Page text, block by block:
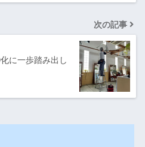
次の記事
に一歩踏み出し